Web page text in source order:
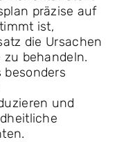
präzise auf
ist,
die Ursachen
behandeln.
besonders
und